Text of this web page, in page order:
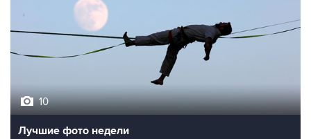
10
Лучшие фото недели